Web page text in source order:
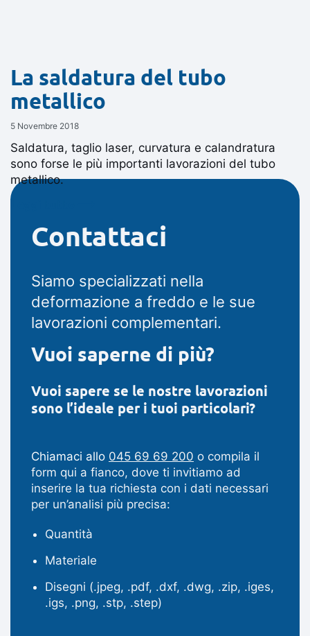
La saldatura del tubo
metallico
5 Novembre 2018
Saldatura, taglio laser, curvatura e calandratura
sono forse le più importanti lavorazioni del tubo
metallico.
Contattaci
Siamo specializzati nella
deformazione a freddo e le sue
lavorazioni complementari.
Vuoi saperne di più?
Vuoi sapere se le nostre lavorazioni
sono l’ideale per i tuoi particolari?
Chiamaci allo 045 69 69 200 o compila il
form qui a fianco, dove ti invitiamo ad
inserire la tua richiesta con i dati necessari
per un’analisi più precisa:
Quantità
Materiale
Disegni (.jpeg, .pdf, .dxf, .dwg, .zip, .iges,
.igs, .png, .stp, .step)